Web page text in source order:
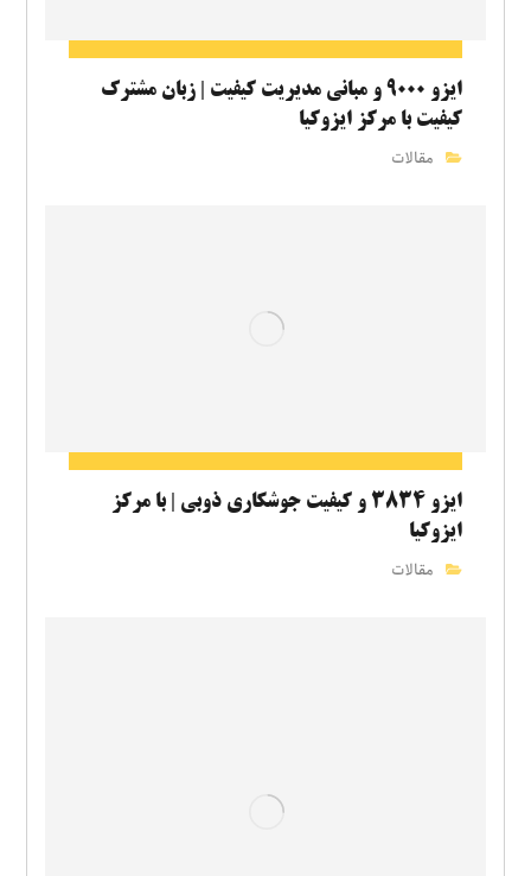
ایزو ۹۰۰۰ و مبانی مدیریت کیفیت | زبان مشترک
کیفیت با مرکز ایزوکیا
مقالات
ایزو ۳۸۳۴ و کیفیت جوشکاری ذوبی | با مرکز
ایزوکیا
مقالات